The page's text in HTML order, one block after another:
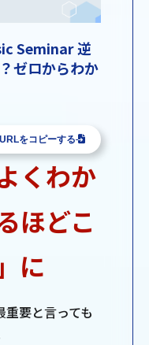
Seminar 逆
ゼロからわか
をコピーする
くわか
ほどこ
に
要と言っても